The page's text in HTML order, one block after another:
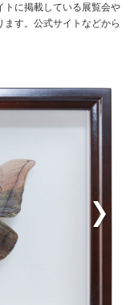
トに掲載している展覧会や
す。公式サイトなどから